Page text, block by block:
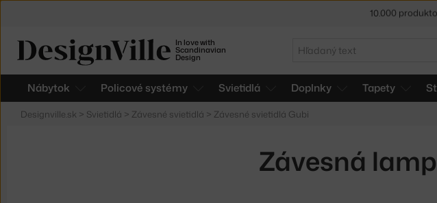
In love with
Scandinavian
Design
Hľadať
Nábytok Policové systémy Svietidlá Doplnky Tapety
Designville.sk > Svietidlá > Závesné svietidlá > Závesné svietidlá Gubi
Závesná
5 % zľava